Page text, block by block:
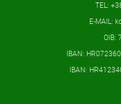
TEL:
E-MAIL:
OIB:
IBAN:
IBAN: